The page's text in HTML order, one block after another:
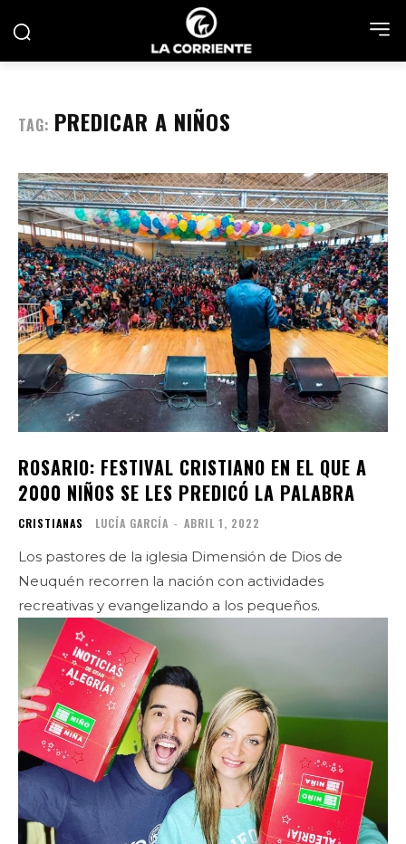
TAG: PREDICAR A NIÑOS
ROSARIO: FESTIVAL CRISTIANO EN EL QUE A
2000 NIÑOS SE LES PREDICÓ LA PALABRA
CRISTIANAS LUCÍA GARCÍA - ABRIL 1, 2022
Los pastores de la iglesia Dimensión de Dios de
Neuquén recorren la nación con actividades
recreativas y evangelizando a los pequeños.